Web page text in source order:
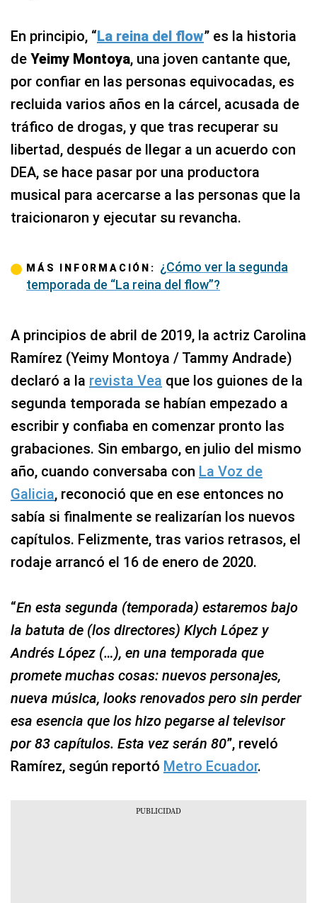
En principio, “La reina del flow” es la historia
de Yeimy Montoya, una joven cantante que,
por confiar en las personas equivocadas, es
recluida varios años en la cárcel, acusada de
tráfico de drogas, y que tras recuperar su
libertad, después de llegar a un acuerdo con
DEA, se hace pasar por una productora
musical para acercarse a las personas que la
traicionaron y ejecutar su revancha.
MÁS INFORMACIÓN: ¿Cómo ver la segunda
temporada de “La reina del flow”?
A principios de abril de 2019, la actriz Carolina
Ramírez (Yeimy Montoya / Tammy Andrade)
declaró a la revista Vea que los guiones de la
segunda temporada se habían empezado a
escribir y confiaba en comenzar pronto las
grabaciones. Sin embargo, en julio del mismo
año, cuando conversaba con La Voz de
Galicia, reconoció que en ese entonces no
sabía si finalmente se realizarían los nuevos
capítulos. Felizmente, tras varios retrasos, el
rodaje arrancó el 16 de enero de 2020.
“En esta segunda (temporada) estaremos bajo
la batuta de (los directores) Klych López y
Andrés López (…), en una temporada que
promete muchas cosas: nuevos personajes,
nueva música, looks renovados pero sin perder
esa esencia que los hizo pegarse al televisor
por 83 capítulos. Esta vez serán 80”, reveló
Ramírez, según reportó Metro Ecuador.